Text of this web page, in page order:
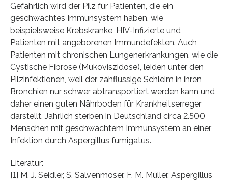
Gefährlich wird der Pilz für Patienten, die ein
geschwächtes Immunsystem haben, wie
beispielsweise Krebskranke, HIV-Infizierte und
Patienten mit angeborenen Immundefekten. Auch
Patienten mit chronischen Lungenerkrankungen, wie die
Cystische Fibrose (Mukoviszidose), leiden unter den
Pilzinfektionen, weil der zähflüssige Schleim in ihren
Bronchien nur schwer abtransportiert werden kann und
daher einen guten Nährboden für Krankheitserreger
darstellt. Jährlich sterben in Deutschland circa 2.500
Menschen mit geschwächtem Immunsystem an einer
Infektion durch Aspergillus fumigatus.
Literatur:
[1] M. J. Seidler, S. Salvenmoser, F. M. Müller, Aspergillus